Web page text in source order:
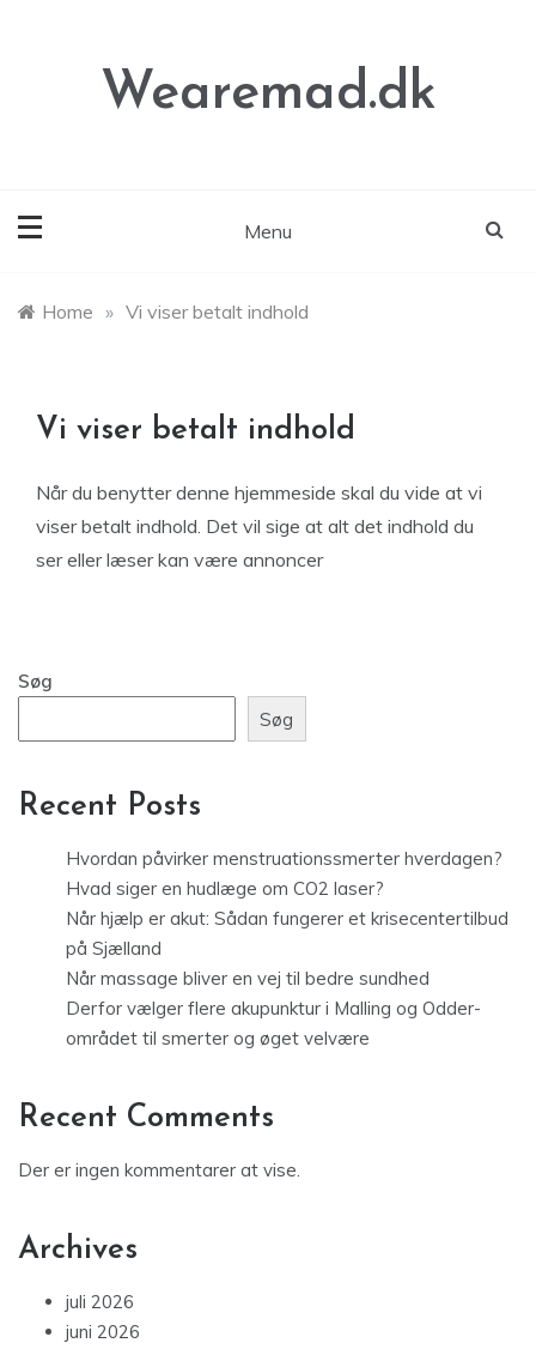
Wearemad.dk
Menu
Home » Vi viser betalt indhold
Vi viser betalt indhold
Når du benytter denne hjemmeside skal du vide at vi
viser betalt indhold. Det vil sige at alt det indhold du
ser eller læser kan være annoncer
Søg
Søg
Recent Posts
Hvordan påvirker menstruationssmerter hverdagen?
Hvad siger en hudlæge om CO2 laser?
Når hjælp er akut: Sådan fungerer et krisecentertilbud
på Sjælland
Når massage bliver en vej til bedre sundhed
Derfor vælger flere akupunktur i Malling og Odder-
området til smerter og øget velvære
Recent Comments
Der er ingen kommentarer at vise.
Archives
juli 2026
juni 2026